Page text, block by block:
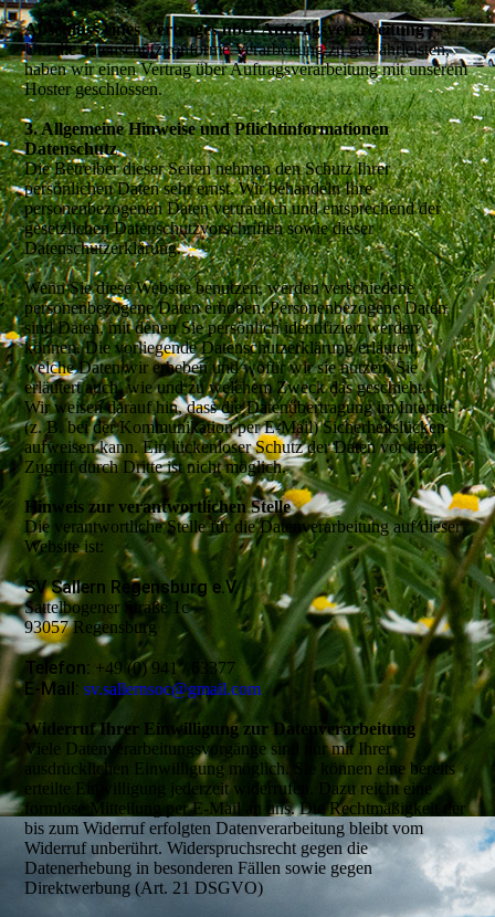
Abschluss eines Vertrages über Auftragsverarbeitung
Um die datenschutzkonforme Verarbeitung zu gewährleisten,
haben wir einen Vertrag über Auftragsverarbeitung mit unserem
Hoster geschlossen.
3. Allgemeine Hinweise und Pflichtinformationen
Datenschutz
Die Betreiber dieser Seiten nehmen den Schutz Ihrer
persönlichen Daten sehr ernst. Wir behandeln Ihre
personenbezogenen Daten vertraulich und entsprechend der
gesetzlichen Datenschutzvorschriften sowie dieser
Datenschutzerklärung.
Wenn Sie diese Website benutzen, werden verschiedene
personenbezogene Daten erhoben. Personenbezogene Daten
sind Daten, mit denen Sie persönlich identifiziert werden
können. Die vorliegende Datenschutzerklärung erläutert,
welche Daten wir erheben und wofür wir sie nutzen. Sie
erläutert auch, wie und zu welchem Zweck das geschieht.
Wir weisen darauf hin, dass die Datenübertragung im Internet
(z. B. bei der Kommunikation per E-Mail) Sicherheitslücken
aufweisen kann. Ein lückenloser Schutz der Daten vor dem
Zugriff durch Dritte ist nicht möglich.
Hinweis zur verantwortlichen Stelle
Die verantwortliche Stelle für die Datenverarbeitung auf dieser
Website ist:
SV Sallern Regensburg e.V.
Sattelbogener Straße 1c
93057 Regensburg
Telefon: +49 (0) 941 / 63377
E-Mail: sv.sallernsoc@gmail.com
Widerruf Ihrer Einwilligung zur Datenverarbeitung
Viele Datenverarbeitungsvorgänge sind nur mit Ihrer
ausdrücklichen Einwilligung möglich. Sie können eine bereits
erteilte Einwilligung jederzeit widerrufen. Dazu reicht eine
formlose Mitteilung per E-Mail an uns. Die Rechtmäßigkeit der
bis zum Widerruf erfolgten Datenverarbeitung bleibt vom
Widerruf unberührt. Widerspruchsrecht gegen die
Datenerhebung in besonderen Fällen sowie gegen
Direktwerbung (Art. 21 DSGVO)